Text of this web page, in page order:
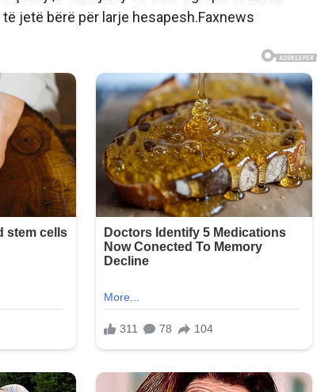
jetë bërë për larje hesapesh.Faxnews